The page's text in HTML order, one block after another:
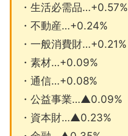
・生活必需品…+0.57%
・不動産…+0.24%
・一般消費財…+0.21%
・素材…+0.09%
・通信…+0.08%
・公益事業…▲0.09%
・資本財…▲0.23%